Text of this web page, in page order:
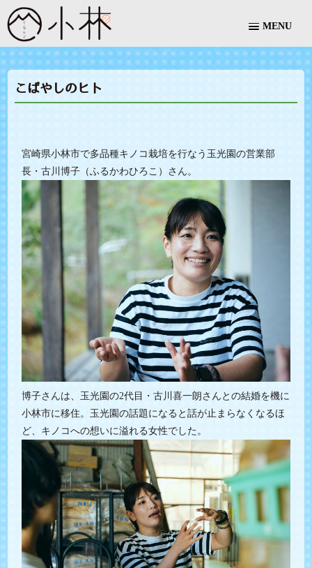
MENU
こばやしのヒト
宮崎県小林市で多品種キノコ栽培を行なう玉光園の営業部
長・古川博子（ふるかわひろこ）さん。
博子さんは、玉光園の2代目・古川喜一朗さんとの結婚を機に
小林市に移住。玉光園の話題になると話が止まらなくなるほ
ど、キノコへの想いに溢れる女性でした。